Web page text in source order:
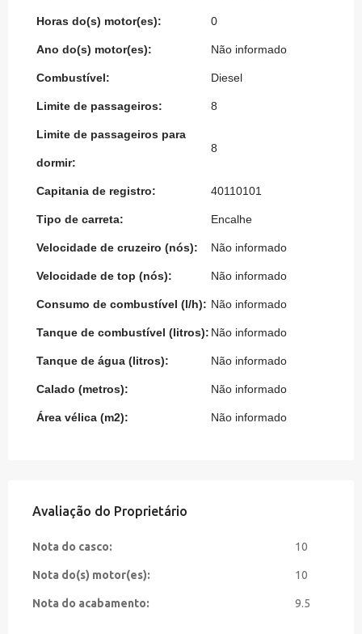
Horas do(s) motor(es): 0
Ano do(s) motor(es): Não informado
Combustível: Diesel
Limite de passageiros: 8
Limite de passageiros para
dormir:
8
Capitania de registro: 40110101
Tipo de carreta: Encalhe
Velocidade de cruzeiro (nós): Não informado
Velocidade de top (nós): Não informado
Consumo de combustível (l/h): Não informado
Tanque de combustível (litros): Não informado
Tanque de água (litros): Não informado
Calado (metros): Não informado
Área vélica (m2): Não informado
Avaliação do Proprietário
Nota do casco: 10
Nota do(s) motor(es): 10
Nota do acabamento: 9.5